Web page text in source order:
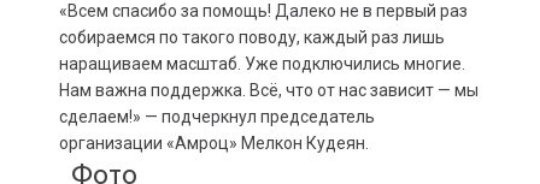
«Всем спасибо за помощь! Далеко не в первый раз
собираемся по такого поводу, каждый раз лишь
наращиваем масштаб. Уже подключились многие.
Нам важна поддержка. Всё, что от нас зависит — мы
сделаем!» — подчеркнул председатель
организации «Амроц» Мелкон Кудеян.
Фото